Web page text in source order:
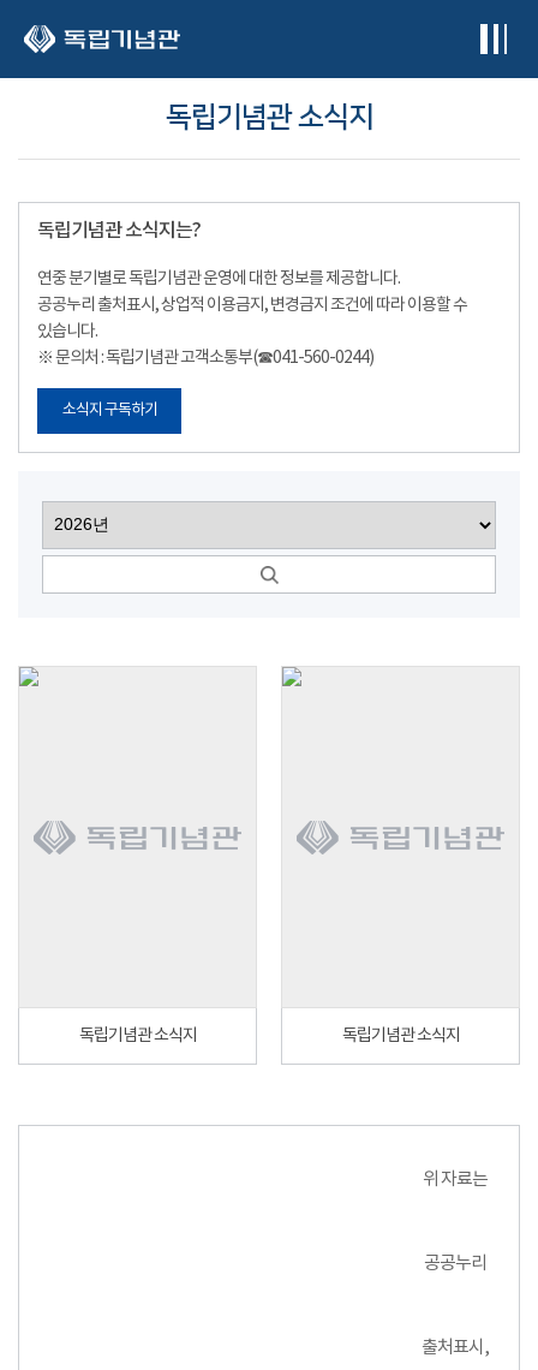
독립기념관 소식지
독립기념관 소식지는?
연중 분기별로 독립기념관 운영에 대한 정보를 제공합니다.
공공누리 출처표시, 상업적 이용금지, 변경금지 조건에 따라 이용할 수
있습니다.
※ 문의처 : 독립기념관 고객소통부(☎041-560-0244)
소식지 구독하기
독립기념관 소식지 독립기념관 소식지
위 자료는
공공누리
출처표시,